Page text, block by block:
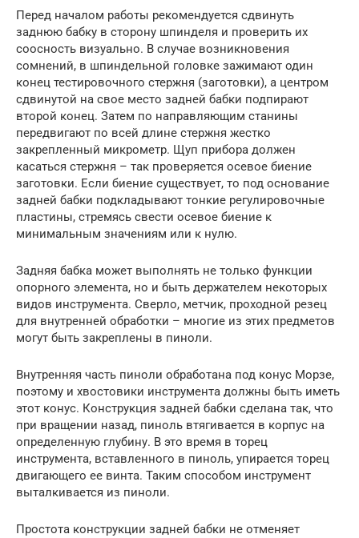
Перед началом работы рекомендуется сдвинуть
заднюю бабку в сторону шпинделя и проверить их
соосность визуально. В случае возникновения
сомнений, в шпиндельной головке зажимают один
конец тестировочного стержня (заготовки), а центром
сдвинутой на свое место задней бабки подпирают
второй конец. Затем по направляющим станины
передвигают по всей длине стержня жестко
закрепленный микрометр. Щуп прибора должен
касаться стержня – так проверяется осевое биение
заготовки. Если биение существует, то под основание
задней бабки подкладывают тонкие регулировочные
пластины, стремясь свести осевое биение к
минимальным значениям или к нулю.
Задняя бабка может выполнять не только функции
опорного элемента, но и быть держателем некоторых
видов инструмента. Сверло, метчик, проходной резец
для внутренней обработки – многие из этих предметов
могут быть закреплены в пиноли.
Внутренняя часть пиноли обработана под конус Морзе,
поэтому и хвостовики инструмента должны быть иметь
этот конус. Конструкция задней бабки сделана так, что
при вращении назад, пиноль втягивается в корпус на
определенную глубину. В это время в торец
инструмента, вставленного в пиноль, упирается торец
двигающего ее винта. Таким способом инструмент
выталкивается из пиноли.
Простота конструкции задней бабки не отменяет